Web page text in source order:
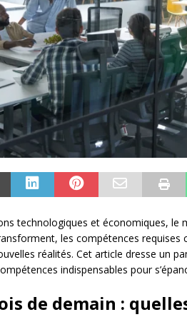
technologiques et économiques, le
les compétences
réalités. Cet article dresse un
indispensables pour
de demain :